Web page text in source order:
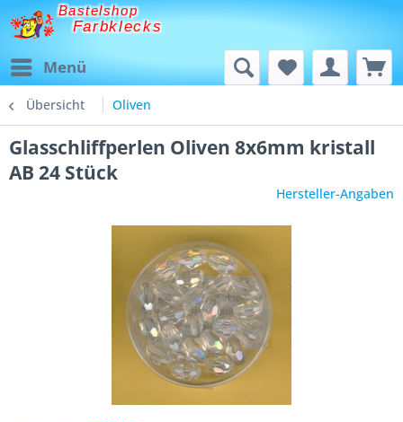
Bastelshop
Farbklecks
Menü
Übersicht Oliven
Glasschliffperlen Oliven 8x6mm kristall
AB 24 Stück
Hersteller-Angaben